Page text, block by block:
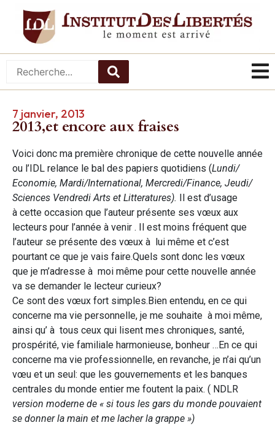
7 janvier, 2013
2013,et encore aux fraises
Voici donc ma première chronique de cette nouvelle année
ou l’IDL relance le bal des papiers quotidiens (Lundi/
Economie, Mardi/International, Mercredi/Finance, Jeudi/
Sciences Vendredi Arts et Litteratures). Il est d’usage
à cette occasion que l’auteur présente ses vœux aux
lecteurs pour l’année à venir . Il est moins fréquent que
l’auteur se présente des vœux à lui même et c’est
pourtant ce que je vais faire.Quels sont donc les vœux
que je m’adresse à moi même pour cette nouvelle année
va se demander le lecteur curieux?
Ce sont des vœux fort simples.Bien entendu, en ce qui
concerne ma vie personnelle, je me souhaite à moi même,
ainsi qu’ à tous ceux qui lisent mes chroniques, santé,
prospérité, vie familiale harmonieuse, bonheur …En ce qui
concerne ma vie professionnelle, en revanche, je n’ai qu’un
vœu et un seul: que les gouvernements et les banques
centrales du monde entier me foutent la paix. ( NDLR
version moderne de « si tous les gars du monde pouvaient
se donner la main et me lacher la grappe »)